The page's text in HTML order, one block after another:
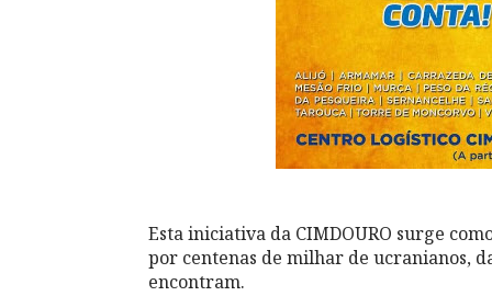
Esta iniciativa da CIMDOURO surge
por centenas de milhar de ucranianos,
encontram.